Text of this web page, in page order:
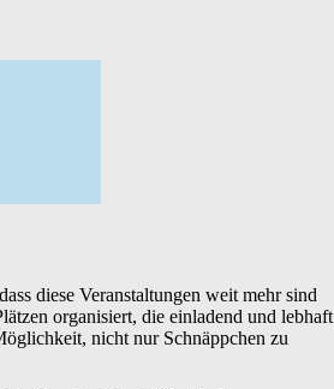
diese Veranstaltungen weit mehr sind
organisiert, die einladend und lebhaft
nicht nur Schnäppchen zu